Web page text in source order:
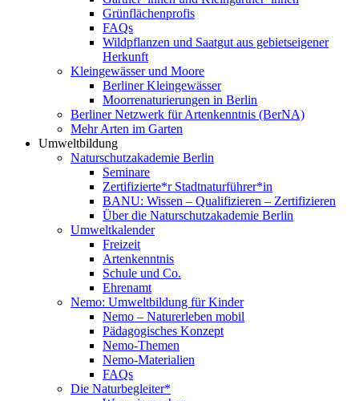
Grünflächenprofis
FAQs
Wildpflanzen und Saatgut aus gebietseigener
Herkunft
Kleingewässer und Moore
Berliner Kleingewässer
Moorrenaturierungen in Berlin
Berliner Netzwerk für Artenkenntnis (BerNA)
Mehr Arten im Garten
Umweltbildung
Naturschutzakademie Berlin
Seminare
Zertifizierte*r Stadtnaturführer*in
BANU: Wissen – Qualifizieren – Zertifizieren
Über die Naturschutzakademie Berlin
Umweltkalender
Freizeit
Artenkenntnis
Schule und Co.
Ehrenamt
Nemo: Umweltbildung für Kinder
Nemo – Naturerleben mobil
Pädagogisches Konzept
Nemo-Themen
Nemo-Materialien
FAQs
Die Naturbegleiter*